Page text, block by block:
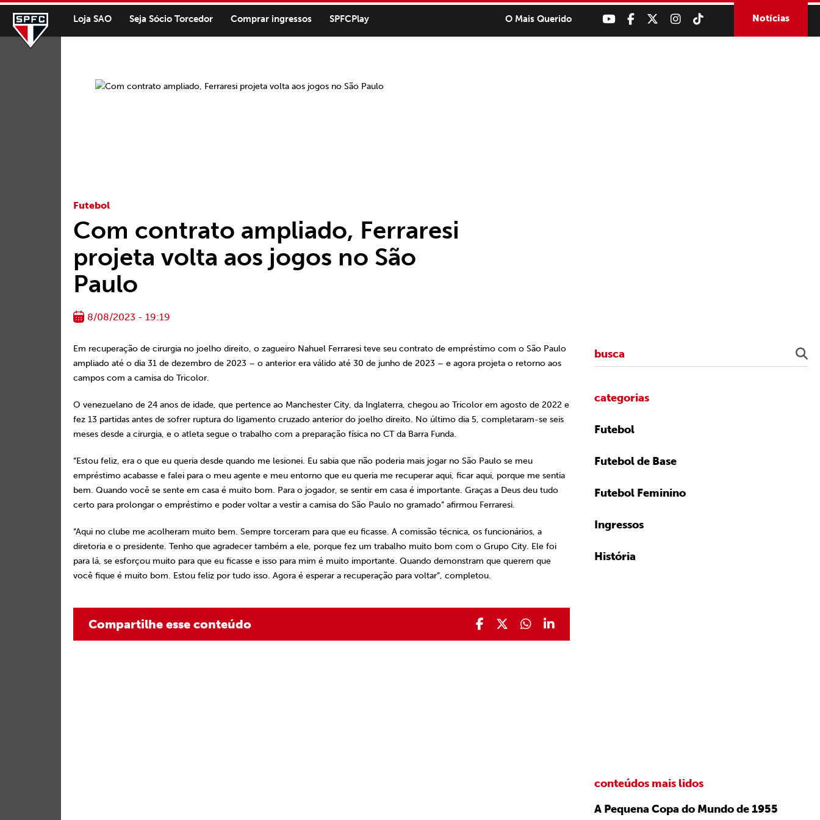
Loja SAO Seja Sócio Torcedor Comprar ingressos SPFCPlay O Mais Querido Notícias
Futebol
Com contrato ampliado, Ferraresi
projeta volta aos jogos no São
Paulo
8/08/2023 - 19:19
Em recuperação de cirurgia no joelho direito, o zagueiro Nahuel Ferraresi teve seu contrato de empréstimo com o São Paulo
ampliado até o dia 31 de dezembro de 2023 – o anterior era válido até 30 de junho de 2023 – e agora projeta o retorno aos
campos com a camisa do Tricolor.
O venezuelano de 24 anos de idade, que pertence ao Manchester City, da Inglaterra, chegou ao Tricolor em agosto de 2022 e
fez 13 partidas antes de sofrer ruptura do ligamento cruzado anterior do joelho direito. No último dia 5, completaram-se seis
meses desde a cirurgia, e o atleta segue o trabalho com a preparação física no CT da Barra Funda.
“Estou feliz, era o que eu queria desde quando me lesionei. Eu sabia que não poderia mais jogar no São Paulo se meu
empréstimo acabasse e falei para o meu agente e meu entorno que eu queria me recuperar aqui, ficar aqui, porque me sentia
bem. Quando você se sente em casa é muito bom. Para o jogador, se sentir em casa é importante. Graças a Deus deu tudo
certo para prolongar o empréstimo e poder voltar a vestir a camisa do São Paulo no gramado” afirmou Ferraresi.
“Aqui no clube me acolheram muito bem. Sempre torceram para que eu ficasse. A comissão técnica, os funcionários, a
diretoria e o presidente. Tenho que agradecer também a ele, porque fez um trabalho muito bom com o Grupo City. Ele foi
para lá, se esforçou muito para que eu ficasse e isso para mim é muito importante. Quando demonstram que querem que
você fique é muito bom. Estou feliz por tudo isso. Agora é esperar a recuperação para voltar”, completou.
Compartilhe esse conteúdo
categorias
Futebol
Futebol de Base
Futebol Feminino
Ingressos
História
conteúdos mais lidos
A Pequena Copa do Mundo de 1955